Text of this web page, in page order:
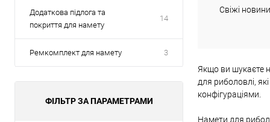
Додаткова підлога та
покриття для намету
14
Ремкомплект для намету 3
ФІЛЬТР ЗА ПАРАМЕТРАМИ
В обране
Свіжі
Якщо ви шукаєте
для риболовлі,
конфігураціями.
Намети для